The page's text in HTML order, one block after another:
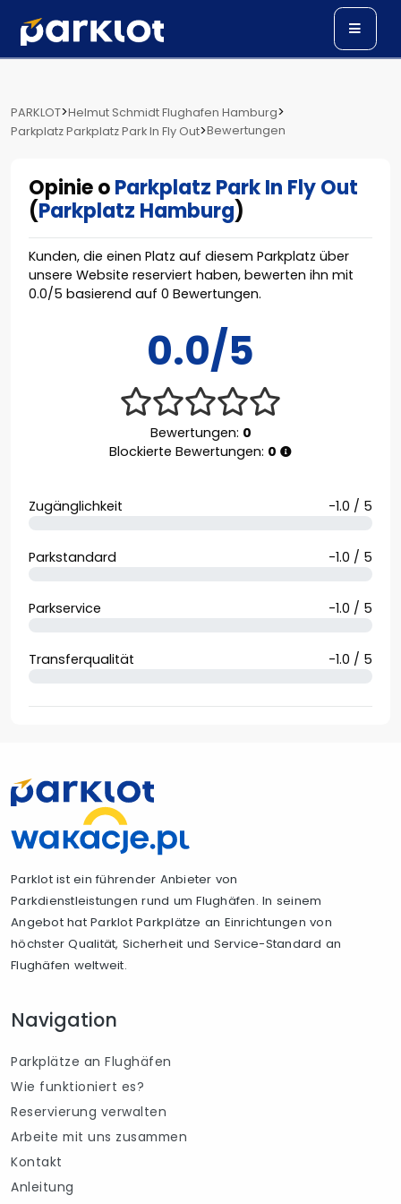
PARKLOT>Helmut Schmidt Flughafen Hamburg>
Parkplatz Parkplatz Park In Fly Out>Bewertungen
Opinie oParkplatz Park In Fly Out
(Parkplatz Hamburg)
Kunden, die einen Platz auf diesem Parkplatz über
unsere Website reserviert haben, bewerten ihn mit
0.0/5 basierend auf 0 Bewertungen.
0.0/5
Bewertungen: 0
Blockierte Bewertungen: 0
Zugänglichkeit -1.0 / 5
Parkstandard -1.0 / 5
Parkservice -1.0 / 5
Transferqualität -1.0 / 5
Parklot ist ein führender Anbieter von
Parkdienstleistungen rund um Flughäfen. In seinem
Angebot hat Parklot Parkplätze an Einrichtungen von
höchster Qualität, Sicherheit und Service-Standard an
Flughäfen weltweit.
Navigation
Parkplätze an Flughäfen
Wie funktioniert es?
Reservierung verwalten
Arbeite mit uns zusammen
Kontakt
Anleitung